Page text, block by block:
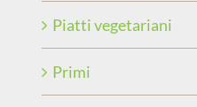
Piatti vegetariani
Primi